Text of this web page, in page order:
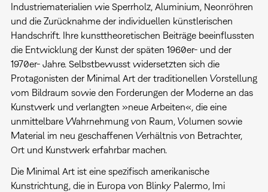
Industriematerialien wie Sperrholz, Aluminium, Neonröhren
und die Zurücknahme der individuellen künstlerischen
Handschrift. Ihre kunsttheoretischen Beiträge beeinflussten
die Entwicklung der Kunst der späten 1960er- und der
1970er- Jahre. Selbstbewusst widersetzten sich die
Protagonisten der Minimal Art der traditionellen Vorstellung
vom Bildraum sowie den Forderungen der Moderne an das
Kunstwerk und verlangten »neue Arbeiten«, die eine
unmittelbare Wahrnehmung von Raum, Volumen sowie
Material im neu geschaffenen Verhältnis von Betrachter,
Ort und Kunstwerk erfahrbar machen.
Die Minimal Art ist eine spezifisch amerikanische
Kunstrichtung, die in Europa von Blinky Palermo, Imi